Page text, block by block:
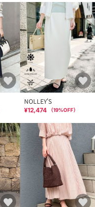
NOLLEY'S
¥12,474 （19%OFF）